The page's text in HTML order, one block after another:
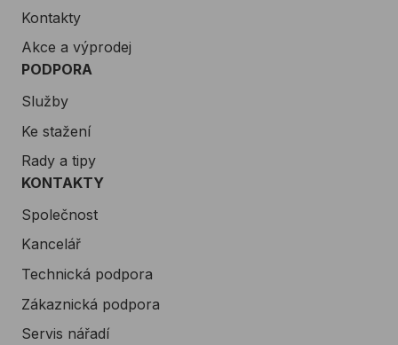
Kontakty
Akce a výprodej
PODPORA
Služby
Ke stažení
Rady a tipy
KONTAKTY
Společnost
Kancelář
Technická podpora
Zákaznická podpora
Servis nářadí